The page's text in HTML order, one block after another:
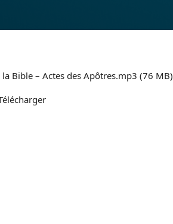
Bible – Actes des Apôtres.mp3 (76 MB)